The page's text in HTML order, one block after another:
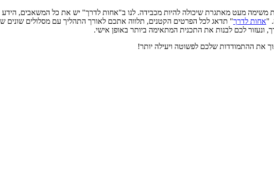
משימה מעט מאתגרת שיכולה להיות מכבידה. לנו ב"אחות לדרך" יש את כל המשאבים, הידע
"אחות לדרך" תדאג לכל הפרטים הקטנים, תלווה אתכם לאורך התהליך עם מסלולים שונים
ונעזור לכם לבנות את התכנית המתאימה ביותר באופן אישי.
את ההתמודדות שלכם לפשוטה ויעילה יותר!